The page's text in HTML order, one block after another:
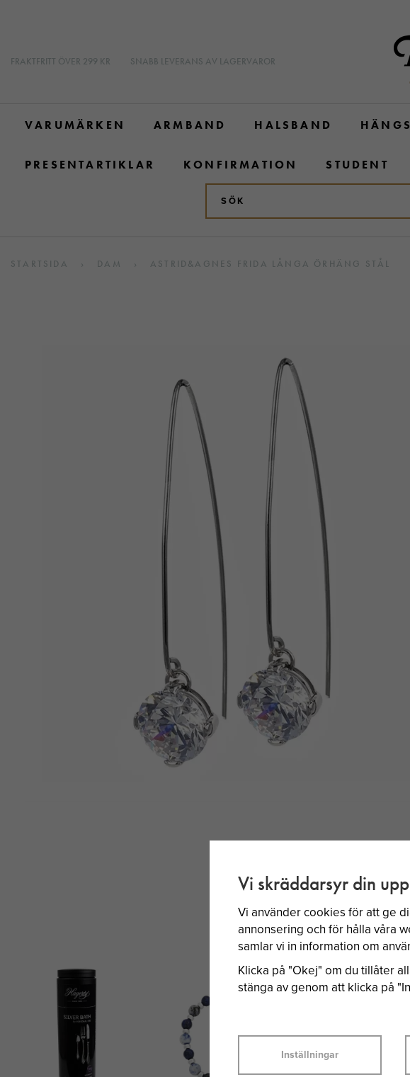
FRAKTFRITT ÖVER 299 KR SNABB LEVERANS AV LAGERVAROR
VARUMÄRKEN ARMBAND HALSBAND
PRESENTARTIKLAR KONFIRMATION STUDENT
STARTSIDA › DAM › ASTRID&AGNES FRIDA LÅNGA ÖRHÄNG STÅL
Vi skräddarsyr din
Vi använder cookies för att ge
annonsering och för hålla våra
samlar vi in information om
Klicka på "Okej" om du tillåter
stänga av genom att klicka på
Inställningar